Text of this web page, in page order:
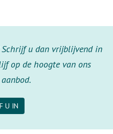
u dan vrijblijvend in
op de hoogte van ons
U IN